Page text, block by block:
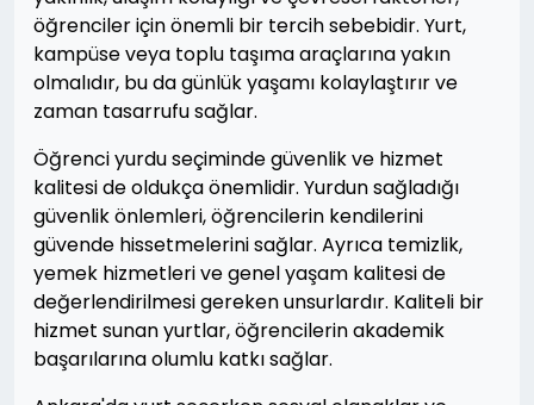
öğrenciler için önemli bir tercih sebebidir. Yurt,
kampüse veya toplu taşıma araçlarına yakın
olmalıdır, bu da günlük yaşamı kolaylaştırır ve
zaman tasarrufu sağlar.
Öğrenci yurdu seçiminde güvenlik ve hizmet
kalitesi de oldukça önemlidir. Yurdun sağladığı
güvenlik önlemleri, öğrencilerin kendilerini
güvende hissetmelerini sağlar. Ayrıca temizlik,
yemek hizmetleri ve genel yaşam kalitesi de
değerlendirilmesi gereken unsurlardır. Kaliteli bir
hizmet sunan yurtlar, öğrencilerin akademik
başarılarına olumlu katkı sağlar.